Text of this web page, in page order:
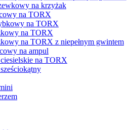
na krzyżak
na TORX
na TORX
na TORX
na TORX z niepełnym gwintem
na ampul
na TORX